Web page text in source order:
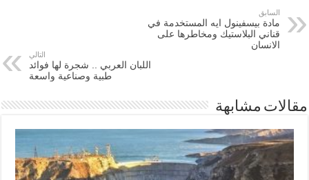
السابق
مادة بيسفينول ايه المستخدمة في
قناني البلاستيك ومخاطرها على
الانسان
التالي
اللبان العربي .. شجرة لها فوائد
طبية وصناعية واسعة
مقالات مشابهة